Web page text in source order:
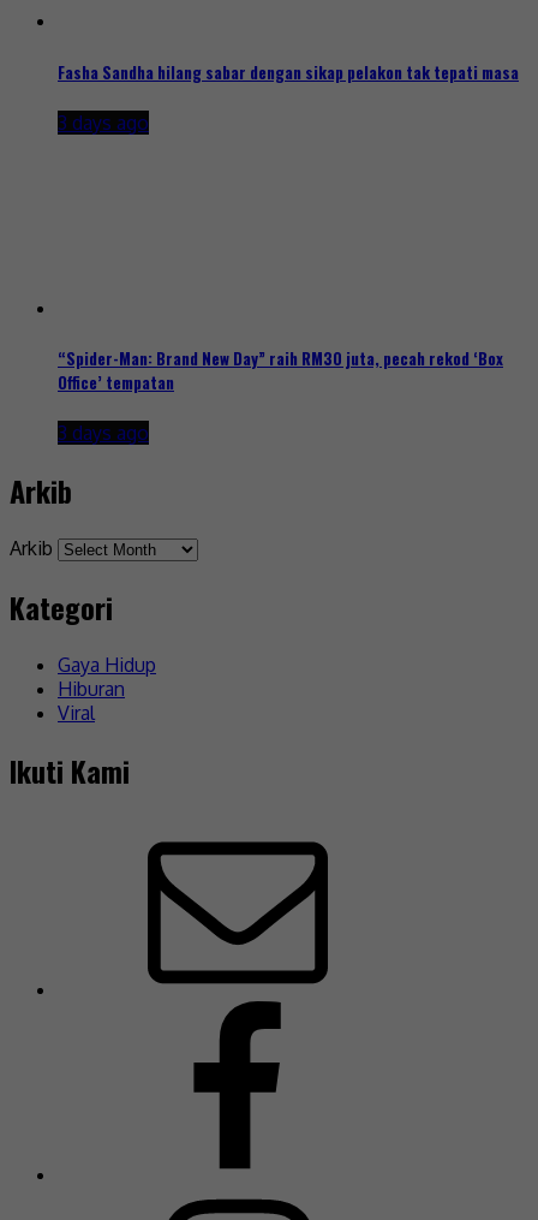
Fasha Sandha hilang sabar dengan sikap pelakon tak tepati masa
3 days ago
“Spider-Man: Brand New Day” raih RM30 juta, pecah rekod ‘Box
Office’ tempatan
3 days ago
Arkib
Arkib
Kategori
Gaya Hidup
Hiburan
Viral
Ikuti Kami